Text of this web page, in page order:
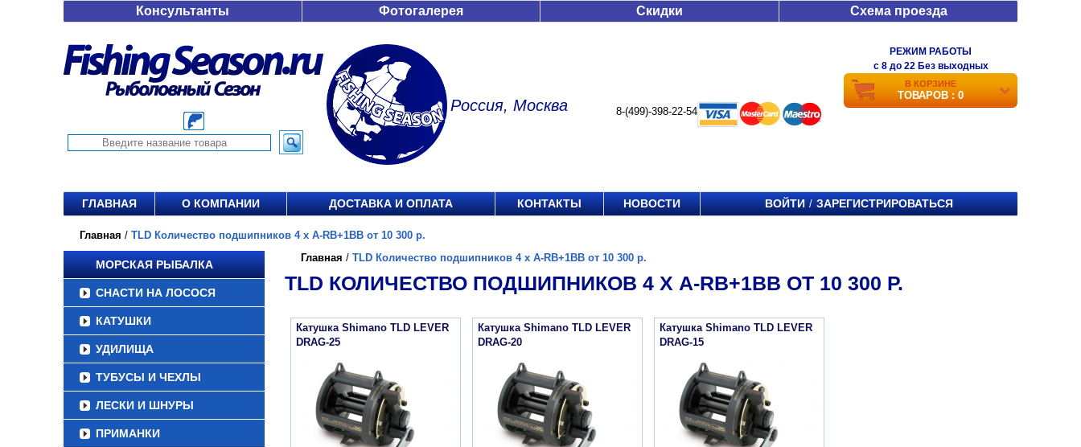
Консультанты Фотогалерея Скидки Схема проезда
Россия, Москва 8-(499)-398-22-54
РЕЖИМ РАБОТЫ
c 8 до 22 Без выходных
В КОРЗИНЕ
ТОВАРОВ : 0
ГЛАВНАЯ О КОМПАНИИ ДОСТАВКА И ОПЛАТА КОНТАКТЫ НОВОСТИ ВОЙТИ / ЗАРЕГИСТРИРОВАТЬСЯ
Главная / TLD Количество подшипников 4 х A-RB+1BB от 10 300 р.
МОРСКАЯ РЫБАЛКА
СНАСТИ НА ЛОСОСЯ
КАТУШКИ
УДИЛИЩА
ТУБУСЫ И ЧЕХЛЫ
ЛЕСКИ И ШНУРЫ
ПРИМАНКИ
Главная / TLD Количество подшипников 4 х A-RB+1BB от 10 300 р.
TLD КОЛИЧЕСТВО ПОДШИПНИКОВ 4 Х A-RB+1BB ОТ 10 300 Р.
Катушка Shimano TLD LEVER
DRAG-25
Катушка Shimano TLD LEVER
DRAG-20
Катушка Shimano TLD LEVER
DRAG-15